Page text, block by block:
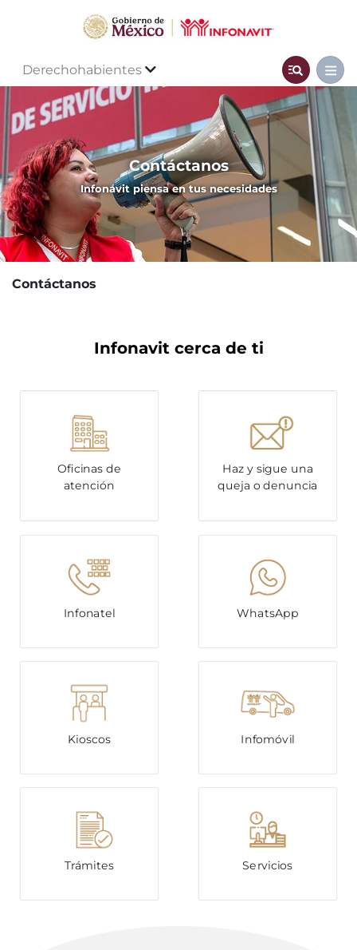
Derechohabientes
Contáctanos
Infonavit piensa en tus necesidades
Contáctanos
Infonavit cerca de ti
Oficinas de
atención
Haz y sigue una
queja o denuncia
Infonatel WhatsApp
Kioscos Infomóvil
Trámites Servicios